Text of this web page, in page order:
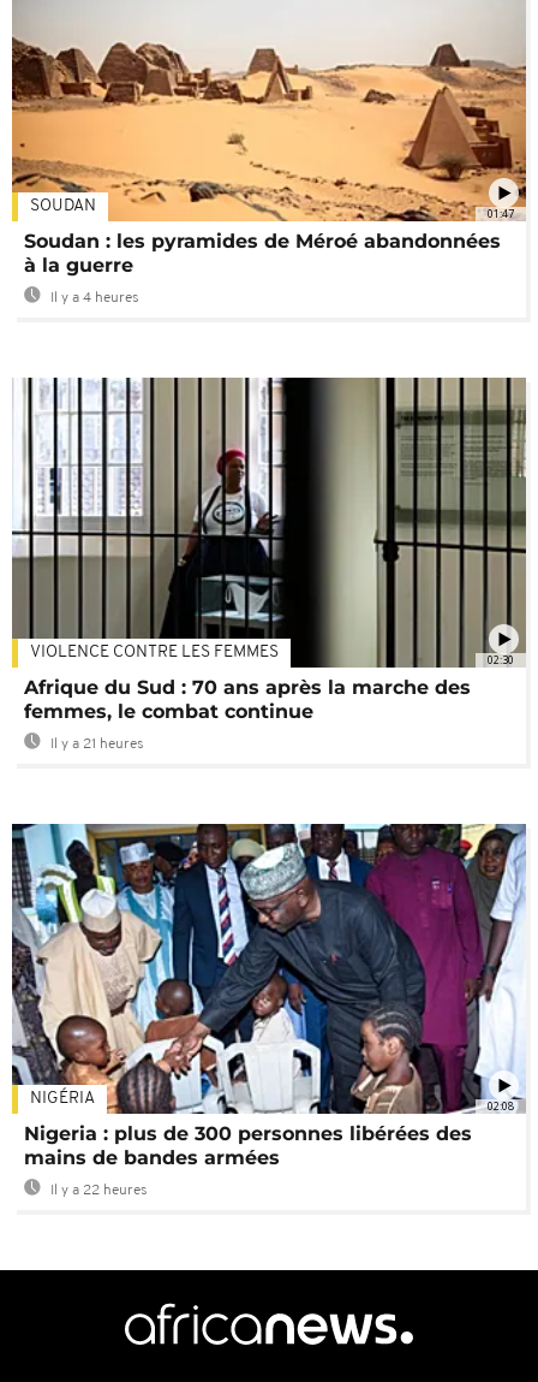
01:47
SOUDAN
Soudan : les pyramides de Méroé abandonnées
à la guerre
Il y a 4 heures
02:30
VIOLENCE CONTRE LES FEMMES
Afrique du Sud : 70 ans après la marche des
femmes, le combat continue
Il y a 21 heures
02:08
NIGÉRIA
Nigeria : plus de 300 personnes libérées des
mains de bandes armées
Il y a 22 heures